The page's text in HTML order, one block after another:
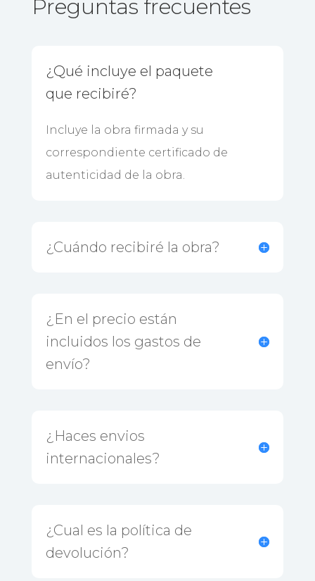
Preguntas frecuentes
¿Qué incluye el paquete
que recibiré?
Incluye la obra firmada y su
correspondiente certificado de
autenticidad de la obra.
¿Cuándo recibiré la obra?
¿En el precio están
incluidos los gastos de
envío?
¿Haces envios
internacionales?
¿Cual es la política de
devolución?